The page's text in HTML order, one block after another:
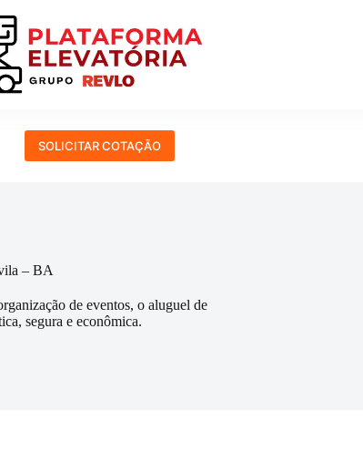
SOLICITAR COTAÇÃO
– BA
de eventos, o aluguel de
segura e econômica.